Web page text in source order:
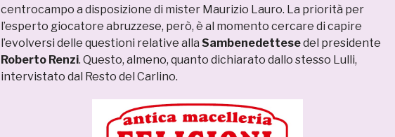
centrocampo a disposizione di mister Maurizio Lauro. La priorità per
l’esperto giocatore abruzzese, però, è al momento cercare di capire
l’evolversi delle questioni relative alla Sambenedettesedel presidente
Roberto Renzi. Questo, almeno, quanto dichiarato dallo stesso Lulli,
intervistato dal Resto del Carlino.